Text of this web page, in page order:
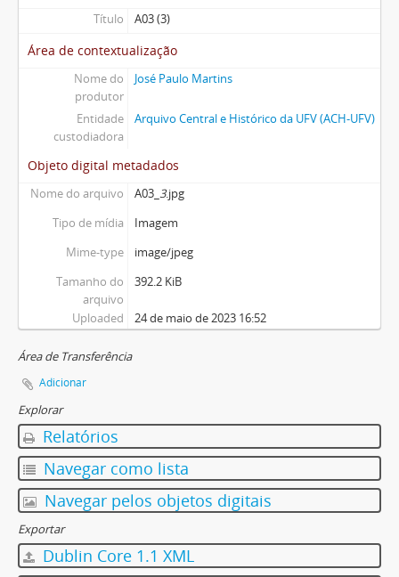
Título A03 (3)
Área de contextualização
Nome do
produtor
José Paulo Martins
Entidade
custodiadora
Arquivo Central e Histórico da UFV (ACH-UFV)
Objeto digital metadados
Nome do arquivo A03_ 3.jpg
Tipo de mídia
Imagem
Mime-type
image/jpeg
Tamanho do
arquivo
392.2 KiB
Uploaded 24 de maio de 2023 16:52
Área de Transferência
Adicionar
Explorar
Relatórios
Navegar como lista
Navegar pelos objetos digitais
Exportar
Dublin Core 1.1 XML